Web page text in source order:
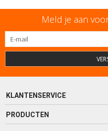
Meld je aan
KLANTENSERVICE
PRODUCTEN